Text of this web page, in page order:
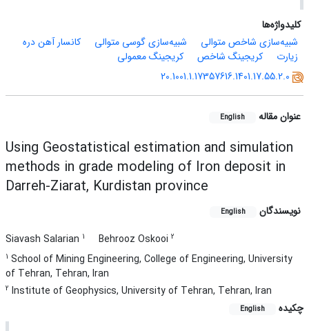
کلیدواژه‌ها
شبیه‌سازی شاخص متوالی
شبیه‌سازی گوسی متوالی
کانسار آهن دره
زیارت
کریجینگ شاخص
کریجینگ معمولی
20.1001.1.17357616.1401.17.55.2.0
عنوان مقاله English
Using Geostatistical estimation and simulation
methods in grade modeling of Iron deposit in
Darreh-Ziarat, Kurdistan province
نویسندگان English
Siavash Salarian 1 Behrooz Oskooi 2
1 School of Mining Engineering, College of Engineering, University
of Tehran, Tehran, Iran
2 Institute of Geophysics, University of Tehran, Tehran, Iran
چکیده
English